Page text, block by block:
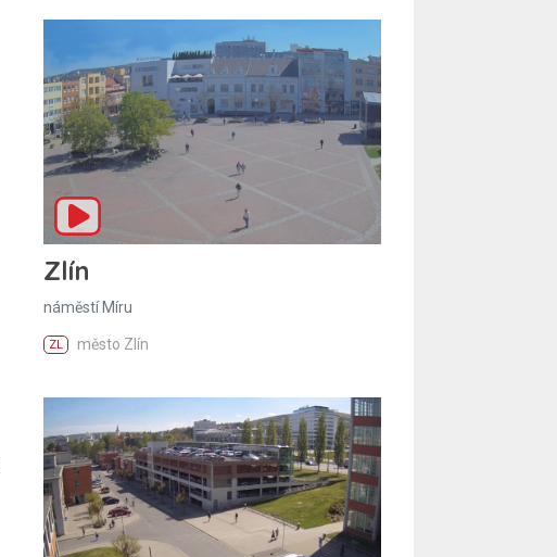
Zlín
náměstí Míru
ZL město Zlín